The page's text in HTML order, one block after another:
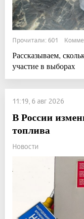
Прочитали: 601
Рассказываем,
участие в выборах
11:19, 6 авг 2026
В России
топлива
Новости